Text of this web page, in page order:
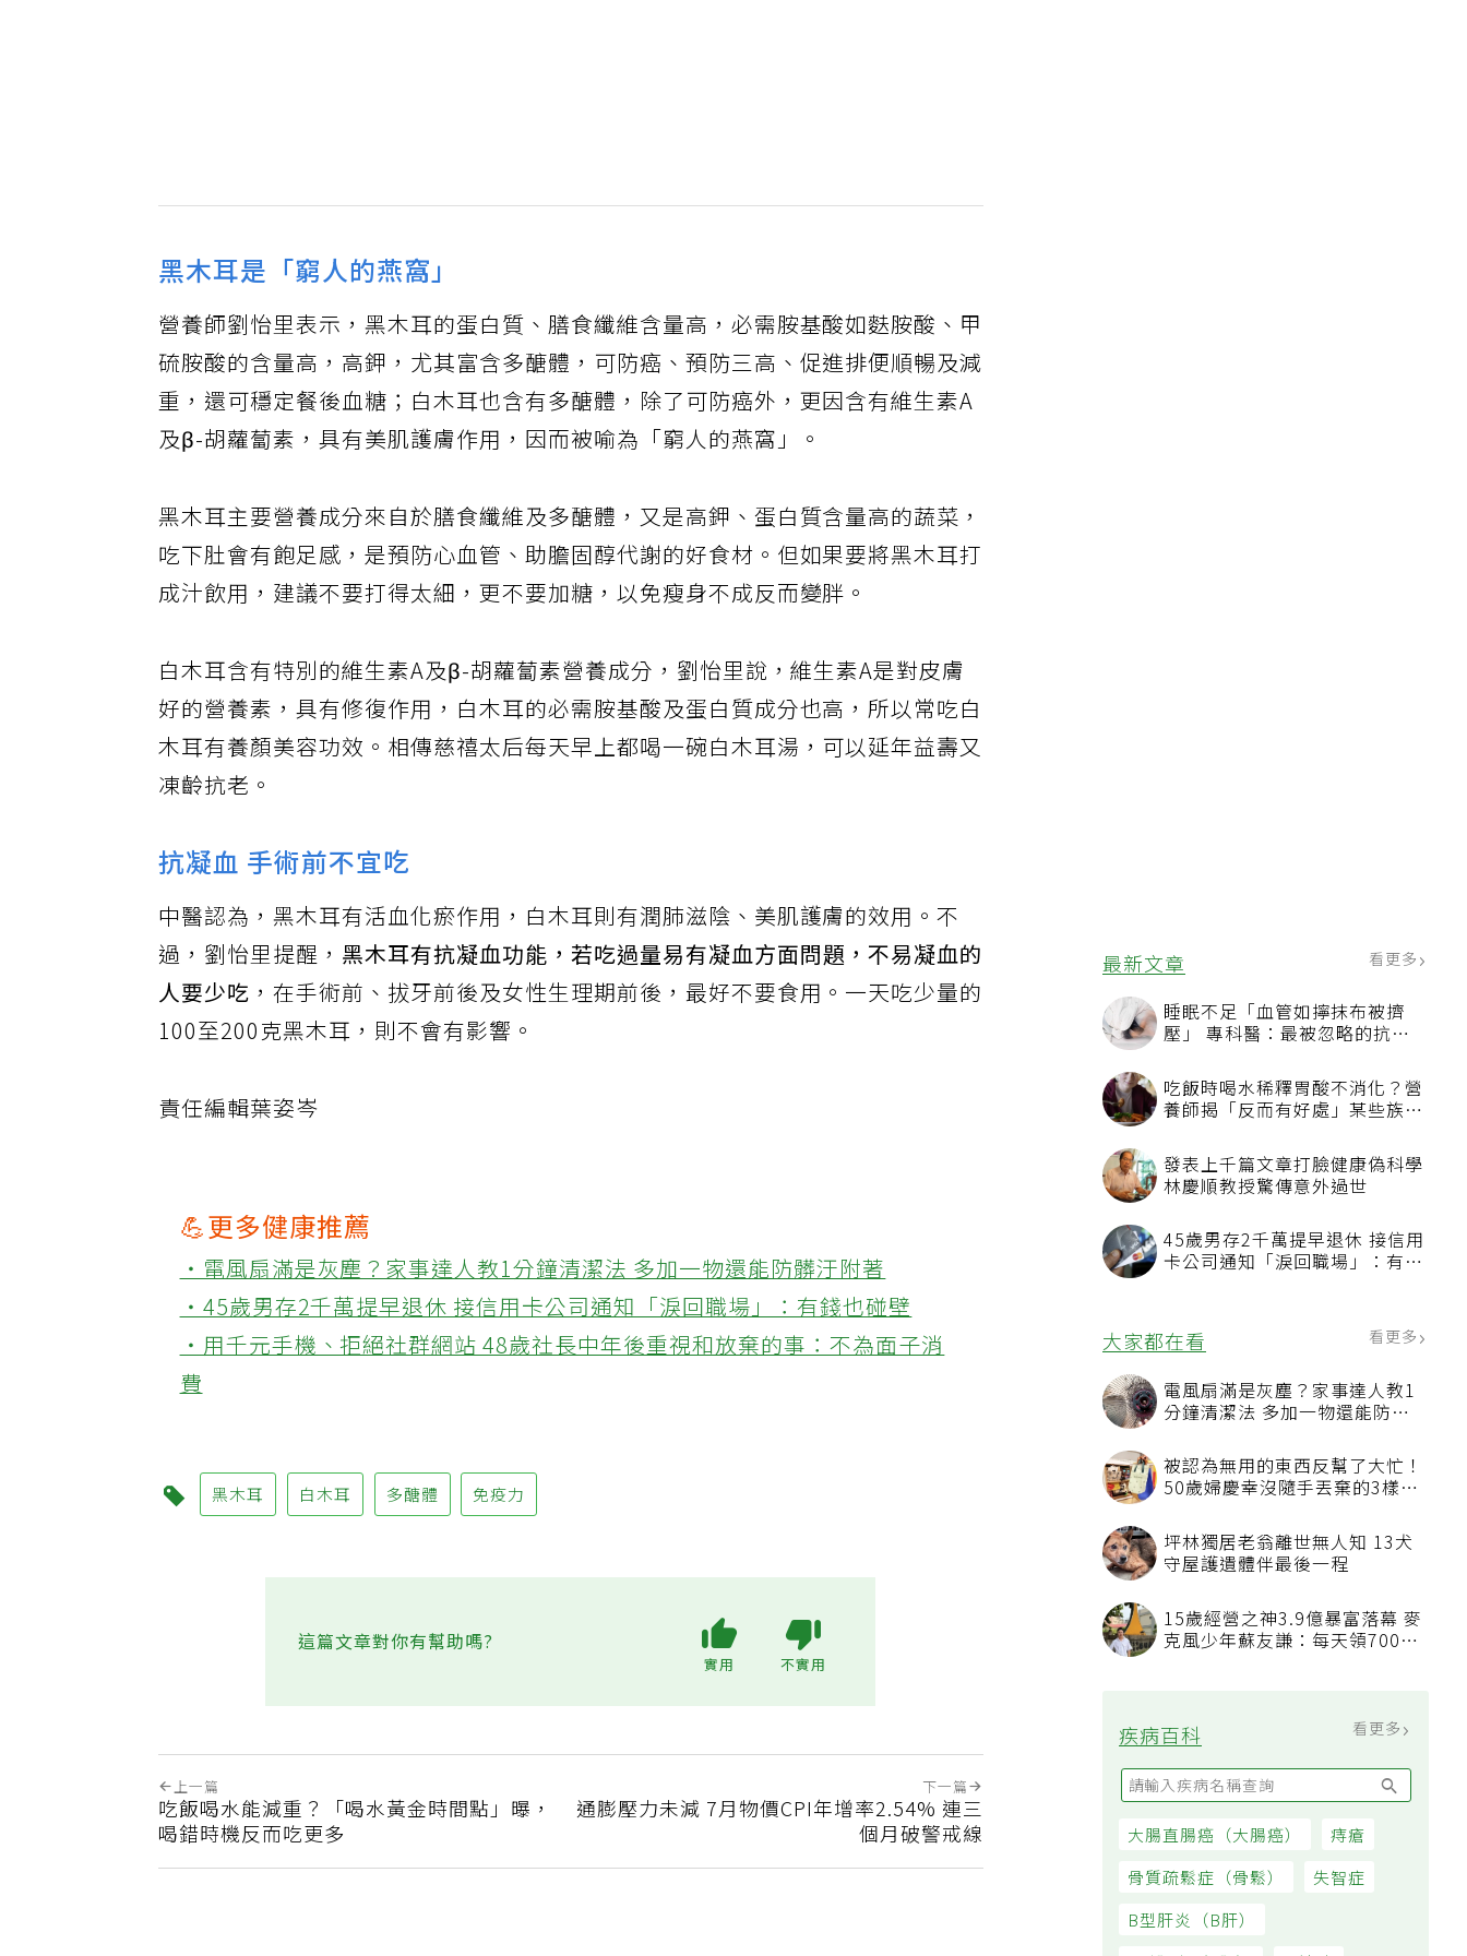
最新文章 看更多
睡眠不足「血管如擰抹布被擠
壓」 專科醫：最被忽略的抗老
吃飯時喝水稀釋胃酸不消化？營
養師揭「反而有好處」某些族群
發表上千篇文章打臉健康偽科學
林慶順教授驚傳意外過世
45歲男存2千萬提早退休 接信用
卡公司通知「淚回職場」：有錢
大家都在看
電風扇滿是灰塵？家事達人教1
汙附著
被認為無用的東西反幫了大忙！
品
坪林獨居老翁離世無人知 13犬
15歲經營之神3.9億暴富落幕 麥
疾病百科
黑木耳是「窮人的燕窩」
營養師劉怡里表示，黑木耳的蛋白質、膳食纖維含量高，必需胺基酸如麩胺酸、甲
硫胺酸的含量高，高鉀，尤其富含多醣體，可防癌、預防三高、促進排便順暢及減
重，還可穩定餐後血糖；白木耳也含有多醣體，除了可防癌外，更因含有維生素A
及β-胡蘿蔔素，具有美肌護膚作用，因而被喻為「窮人的燕窩」。
黑木耳主要營養成分來自於膳食纖維及多醣體，又是高鉀、蛋白質含量高的蔬菜，
吃下肚會有飽足感，是預防心血管、助膽固醇代謝的好食材。但如果要將黑木耳打
成汁飲用，建議不要打得太細，更不要加糖，以免瘦身不成反而變胖。
白木耳含有特別的維生素A及β-胡蘿蔔素營養成分，劉怡里說，維生素A是對皮膚
好的營養素，具有修復作用，白木耳的必需胺基酸及蛋白質成分也高，所以常吃白
木耳有養顏美容功效。相傳慈禧太后每天早上都喝一碗白木耳湯，可以延年益壽又
凍齡抗老。
抗凝血 手術前不宜吃
中醫認為，黑木耳有活血化瘀作用，白木耳則有潤肺滋陰、美肌護膚的效用。不
過，劉怡里提醒，黑木耳有抗凝血功能，若吃過量易有凝血方面問題，不易凝血的
人要少吃 ，在手術前、拔牙前後及女性生理期前後，最好不要食用。一天吃少量的
100至200克黑木耳，則不會有影響。
責任編輯葉姿岑
💪更多健康推薦
‧電風扇滿是灰塵？家事達人教1分鐘清潔法 多加一物還能防髒汙附著
‧45歲男存2千萬提早退休 接信用卡公司通知「淚回職場」：有錢也碰壁
‧用千元手機、拒絕社群網站 48歲社長中年後重視和放棄的事：不為面子消
費
黑木耳 白木耳 多醣體 免疫力
上一篇
吃飯喝水能減重？「喝水黃金時間點」曝，
喝錯時機反而吃更多
下一篇
通膨壓力未減 7月物價CPI年增率2.54% 連三
個月破警戒線